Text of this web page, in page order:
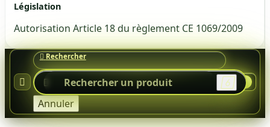
Législation
Autorisation Article 18 du règlement CE 1069/2009



Annuler
